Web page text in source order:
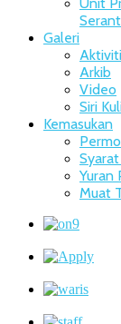
Galeri
Aktiviti
Arkib
Video
Siri
Kemasukan
Yuran
Muat